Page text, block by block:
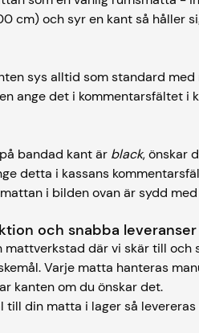
cm) och syr en kant så håller
sys alltid som standard
ange det i kommentarsfältet i
bandad kant är black, önskar
detta i kassans
i bilden ovan är sydd
och snabba leveranser
mattverkstad där vi skär till
Varje matta hanteras
kanten om du önskar det.
till din matta i lager så